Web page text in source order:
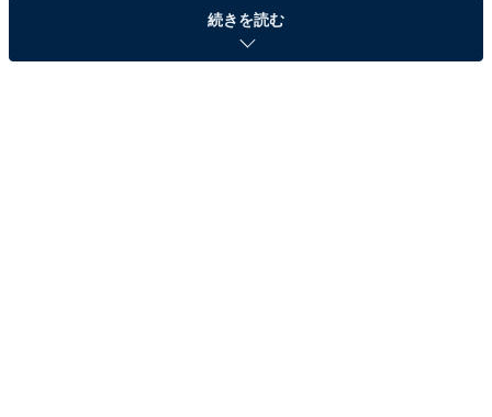
「港の見える丘公園」は横浜ベイブリッジと約330
種のバラが楽しめる山手の名所
続きを読む